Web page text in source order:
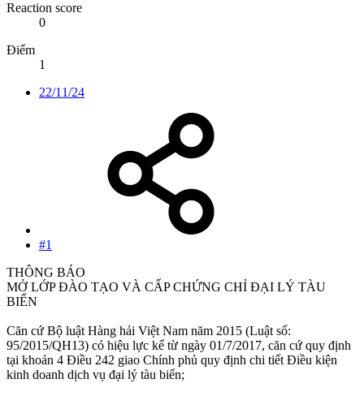
Reaction score
0
Điểm
1
22/11/24
#1
THÔNG BÁO
MỞ LỚP ĐÀO TẠO VÀ CẤP CHỨNG CHỈ ĐẠI LÝ TÀU
BIỂN
Căn cứ Bộ luật Hàng hải Việt Nam năm 2015 (Luật số:
95/2015/QH13) có hiệu lực kể từ ngày 01/7/2017, căn cứ quy định
tại khoản 4 Điều 242 giao Chính phủ quy định chi tiết Điều kiện
kinh doanh dịch vụ đại lý tàu biển;